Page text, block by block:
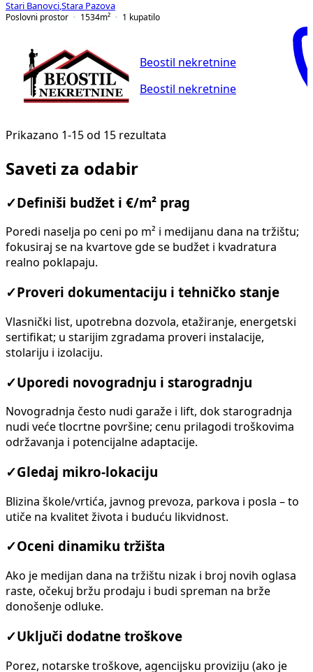
Stari Banovci Stara Pazova
Poslovni prostor
1534m² 1 kupatilo
Beostil nekretnine
Beostil nekretnine
Prikazano 1-15 od 15 rezultata
Saveti za odabir
✓ Definiši budžet i €/m² prag
Poredi naselja po ceni po m² i medijanu dana na tržištu;
fokusiraj se na kvartove gde se budžet i kvadratura
realno poklapaju.
✓ Proveri dokumentaciju i tehničko stanje
Vlasnički list, upotrebna dozvola, etažiranje, energetski
sertifikat; u starijim zgradama proveri instalacije,
stolariju i izolaciju.
✓Uporedi novogradnju i starogradnju
Novogradnja često nudi garaže i lift, dok starogradnja
nudi veće tlocrtne površine; cenu prilagodi troškovima
održavanja i potencijalne adaptacije.
✓Gledaj mikro-lokaciju
Blizina škole/vrtića, javnog prevoza, parkova i posla – to
utiče na kvalitet života i buduću likvidnost.
✓Oceni dinamiku tržišta
Ako je medijan dana na tržištu nizak i broj novih oglasa
raste, očekuj bržu prodaju i budi spreman na brže
donošenje odluke.
✓Uključi dodatne troškove
Porez, notarske troškove, agencijsku proviziju (ako je